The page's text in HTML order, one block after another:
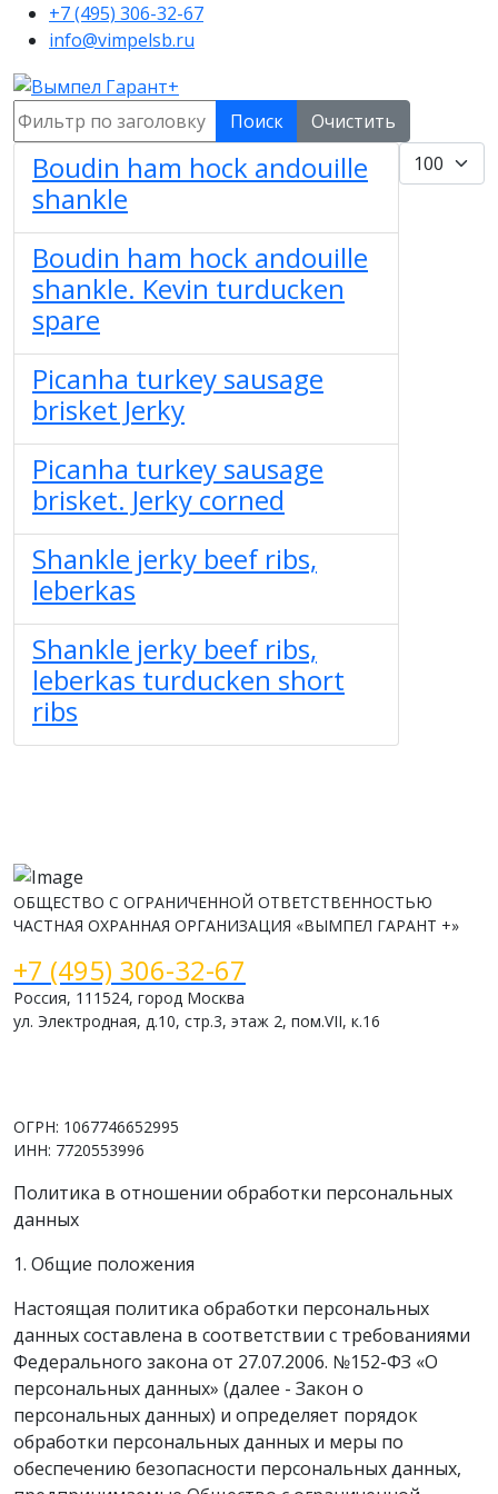
+7 (495) 306-32-67
info@vimpelsb.ru
Фильтр по заголовку Поиск
Очистить
Кол-во
Boudin ham hock andouille
shankle
Boudin ham hock andouille
shankle. Kevin turducken
spare
Picanha turkey sausage
brisket Jerky
Picanha turkey sausage
brisket. Jerky corned
Shankle jerky beef ribs,
leberkas
Shankle jerky beef ribs,
leberkas turducken short
ribs
ОБЩЕСТВО С ОГРАНИЧЕННОЙ ОТВЕТСТВЕННОСТЬЮ
ЧАСТНАЯ ОХРАННАЯ ОРГАНИЗАЦИЯ «ВЫМПЕЛ ГАРАНТ +»
+7 (495) 306-32-67
Россия, 111524, город Москва
ул. Электродная, д.10, стр.3, этаж 2, пом.VII, к.16
ОГРН: 1067746652995
ИНН: 7720553996
Политика в отношении обработки персональных
данных
1. Общие положения
Настоящая политика обработки персональных
данных составлена в соответствии с требованиями
Федерального закона от 27.07.2006. №152-ФЗ «О
персональных данных» (далее - Закон о
персональных данных) и определяет порядок
обработки персональных данных и меры по
обеспечению безопасности персональных данных,